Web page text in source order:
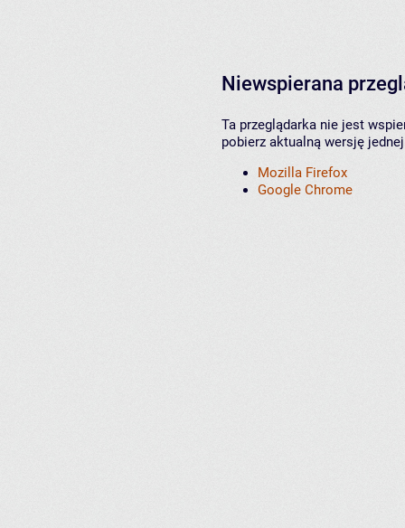
Niewspierana
Ta przeglądarka nie jest
pobierz aktualną wersję
Mozilla Firefox
Google Chrome